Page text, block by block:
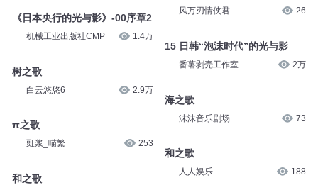
《日本央行的光与影》-00序章2
机械工业出版社CMP 1.4万
树之歌
白云悠悠6 2.9万
π之歌
豇浆_喵繁 253
和之歌
风万刃情侠君 26
15 日韩“泡沫时代”的光与影
番薯剥壳工作室 2万
海之歌
沫沫音乐剧场 73
和之歌
人人娱乐 188